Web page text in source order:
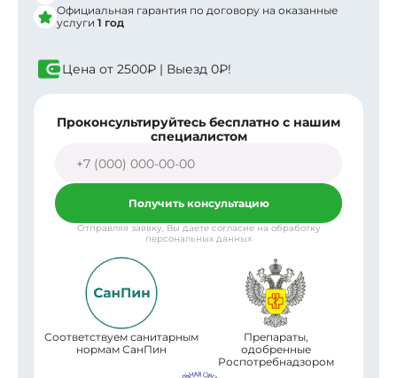
Официальная гарантия по договору на оказанные
услуги 1 год
Цена от 2500₽ | Выезд 0₽!
Проконсультируйтесь бесплатно с нашим
специалистом
Получить консультацию
Отправляя заявку, Вы даете согласие на обработку
персональных данных
Соответствуем санитарным
нормам СанПин
Препараты,
одобренные
Роспотребнадзором